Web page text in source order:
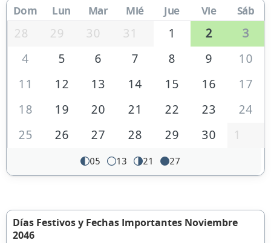
Dom Lun Mar Mié Jue Vie Sáb
28 29 30 31 1 2
3
4
5 6 7 8 9
10
11
12 13 14 15 16
17
18
19 20 21 22 23
24
25
26 27 28 29 30 1
05 13 21 27
Días Festivos y Fechas Importantes Noviembre
2046